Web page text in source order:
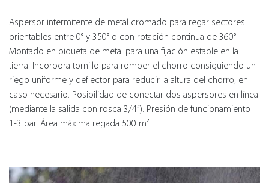
Aspersor intermitente de metal cromado para regar sectores
orientables entre 0° y 350° o con rotación continua de 360°.
Montado en piqueta de metal para una fijación estable en la
tierra. Incorpora tornillo para romper el chorro consiguiendo un
riego uniforme y deflector para reducir la altura del chorro, en
caso necesario. Posibilidad de conectar dos aspersores en línea
(mediante la salida con rosca 3/4”). Presión de funcionamiento
1-3 bar. Área máxima regada 500 m².